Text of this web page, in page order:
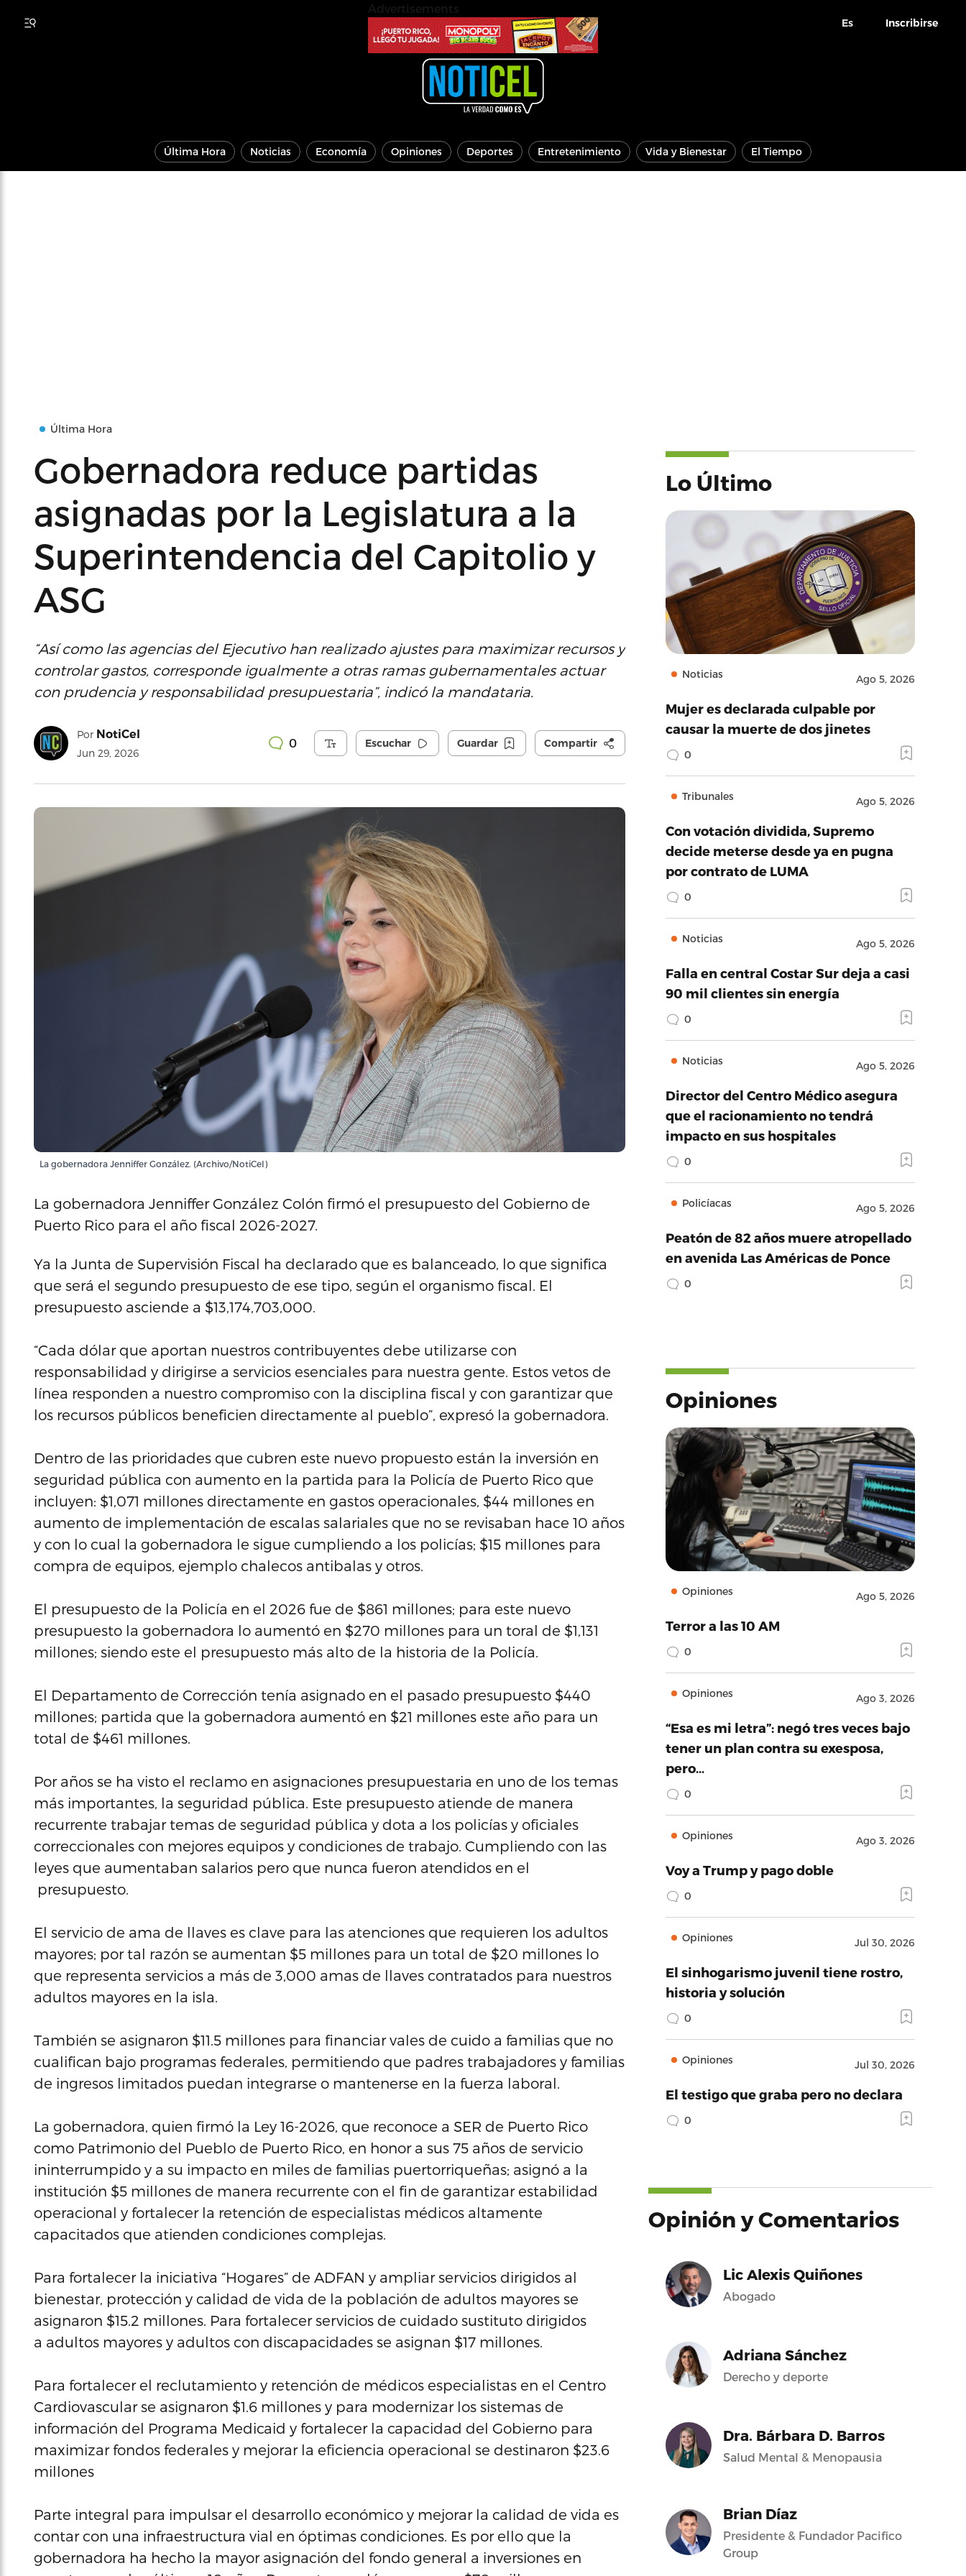
Es Inscribirse
Última Hora Noticias Economía Opiniones Deportes Entretenimiento Vida y Bienestar El Tiempo
Última Hora
Gobernadora reduce partidas
asignadas por la Legislatura a la
Superintendencia del Capitolio y
ASG
“Así como las agencias del Ejecutivo han realizado ajustes para maximizar recursos y
controlar gastos, corresponde igualmente a otras ramas gubernamentales actuar
con prudencia y responsabilidad presupuestaria”, indicó la mandataria.
Por NotiCel
Jun 29, 2026
0 Escuchar Guardar Compartir
La gobernadora Jenniffer González. (Archivo/NotiCel)
La gobernadora Jenniffer González Colón firmó el presupuesto del Gobierno de
Puerto Rico para el año fiscal 2026-2027.
Ya la Junta de Supervisión Fiscal ha declarado que es balanceado, lo que significa
que será el segundo presupuesto de ese tipo, según el organismo fiscal. El
presupuesto asciende a $13,174,703,000.
“Cada dólar que aportan nuestros contribuyentes debe utilizarse con
responsabilidad y dirigirse a servicios esenciales para nuestra gente. Estos vetos de
línea responden a nuestro compromiso con la disciplina fiscal y con garantizar que
los recursos públicos beneficien directamente al pueblo”, expresó la gobernadora.
Dentro de las prioridades que cubren este nuevo propuesto están la inversión en
seguridad pública con aumento en la partida para la Policía de Puerto Rico que
incluyen: $1,071 millones directamente en gastos operacionales, $44 millones en
aumento de implementación de escalas salariales que no se revisaban hace 10 años
y con lo cual la gobernadora le sigue cumpliendo a los policías; $15 millones para
compra de equipos, ejemplo chalecos antibalas y otros.
El presupuesto de la Policía en el 2026 fue de $861 millones; para este nuevo
presupuesto la gobernadora lo aumentó en $270 millones para un toral de $1,131
millones; siendo este el presupuesto más alto de la historia de la Policía.
El Departamento de Corrección tenía asignado en el pasado presupuesto $440
millones; partida que la gobernadora aumentó en $21 millones este año para un
total de $461 millones.
Por años se ha visto el reclamo en asignaciones presupuestaria en uno de los temas
más importantes, la seguridad pública. Este presupuesto atiende de manera
recurrente trabajar temas de seguridad pública y dota a los policías y oficiales
correccionales con mejores equipos y condiciones de trabajo. Cumpliendo con las
leyes que aumentaban salarios pero que nunca fueron atendidos en el
presupuesto.
El servicio de ama de llaves es clave para las atenciones que requieren los adultos
mayores; por tal razón se aumentan $5 millones para un total de $20 millones lo
que representa servicios a más de 3,000 amas de llaves contratados para nuestros
adultos mayores en la isla.
También se asignaron $11.5 millones para financiar vales de cuido a familias que no
cualifican bajo programas federales, permitiendo que padres trabajadores y familias
de ingresos limitados puedan integrarse o mantenerse en la fuerza laboral.
La gobernadora, quien firmó la Ley 16-2026, que reconoce a SER de Puerto Rico
como Patrimonio del Pueblo de Puerto Rico, en honor a sus 75 años de servicio
ininterrumpido y a su impacto en miles de familias puertorriqueñas; asignó a la
institución $5 millones de manera recurrente con el fin de garantizar estabilidad
operacional y fortalecer la retención de especialistas médicos altamente
capacitados que atienden condiciones complejas.
Para fortalecer la iniciativa “Hogares” de ADFAN y ampliar servicios dirigidos al
bienestar, protección y calidad de vida de la población de adultos mayores se
asignaron $15.2 millones. Para fortalecer servicios de cuidado sustituto dirigidos
a adultos mayores y adultos con discapacidades se asignan $17 millones.
Para fortalecer el reclutamiento y retención de médicos especialistas en el Centro
Cardiovascular se asignaron $1.6 millones y para modernizar los sistemas de
información del Programa Medicaid y fortalecer la capacidad del Gobierno para
maximizar fondos federales y mejorar la eficiencia operacional se destinaron $23.6
millones
Parte integral para impulsar el desarrollo económico y mejorar la calidad de vida es
contar con una infraestructura vial en óptimas condiciones. Es por ello que la
gobernadora ha hecho la mayor asignación del fondo general a inversiones en
Lo Último
Noticias Ago 5, 2026
Mujer es declarada culpable por
causar la muerte de dos jinetes
0
Tribunales Ago 5, 2026
Con votación dividida, Supremo
decide meterse desde ya en pugna
por contrato de LUMA
0
Noticias Ago 5, 2026
Falla en central Costar Sur deja a casi
90 mil clientes sin energía
0
Noticias Ago 5, 2026
Director del Centro Médico asegura
que el racionamiento no tendrá
impacto en sus hospitales
0
Policíacas Ago 5, 2026
Peatón de 82 años muere atropellado
en avenida Las Américas de Ponce
0
Opiniones
Opiniones Ago 5, 2026
Terror a las 10 AM
0
Opiniones Ago 3, 2026
“Esa es mi letra”: negó tres veces bajo
tener un plan contra su exesposa,
pero…
0
Opiniones Ago 3, 2026
Voy a Trump y pago doble
0
Opiniones Jul 30, 2026
El sinhogarismo juvenil tiene rostro,
historia y solución
0
Opiniones Jul 30, 2026
El testigo que graba pero no declara
0
Opinión y Comentarios
Lic Alexis Quiñones
Abogado
Adriana Sánchez
Derecho y deporte
Dra. Bárbara D. Barros
Salud Mental & Menopausia
Brian Díaz
Presidente & Fundador Pacifico
Group